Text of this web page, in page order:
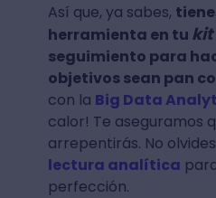
Así que, ya sabes,
herramienta en tu kit
seguimiento para
objetivos sean pan
con la Big Data
calor! Te aseguramos
arrepentirás. No
lectura analítica
perfección.